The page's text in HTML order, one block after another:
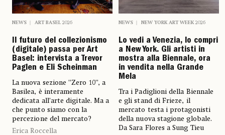
NEWS ART BASEL 2026
Il futuro del collezionismo
(digitale) passa per Art
Basel: intervista a Trevor
Paglen e Eli Scheinman
La nuova sezione “Zero 10”, a
Basilea, è interamente
dedicata all’arte digitale. Ma a
che punto siamo con la
percezione del mercato?
Erica Roccella
NEWS NEW YORK ART WEEK 2026
Lo vedi a Venezia, lo compri
a New York. Gli artisti in
mostra alla Biennale, ora
in vendita nella Grande
Mela
Tra i Padiglioni della Biennale
e gli stand di Frieze, il
mercato testa i protagonisti
della nuova stagione globale.
Da Sara Flores a Sung Tieu